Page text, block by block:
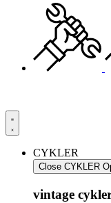
CYKLER
Close CYKLER
vintage